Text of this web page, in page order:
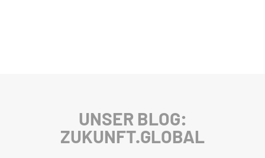
UNSER BLOG:
ZUKUNFT.GLOBAL